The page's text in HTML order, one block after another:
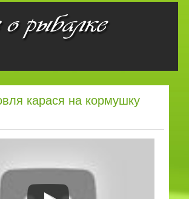
карася на кормушку